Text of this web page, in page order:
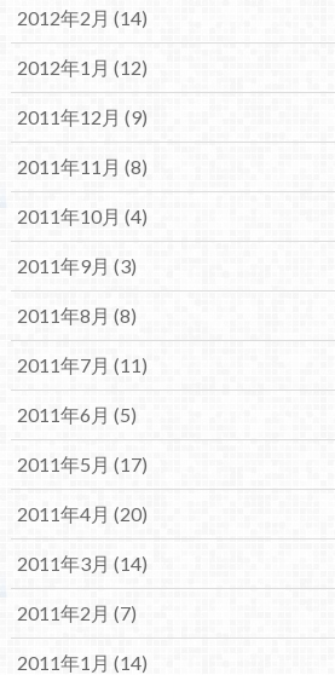
2012年2月 (14)
2012年1月 (12)
2011年12月 (9)
2011年11月 (8)
2011年10月 (4)
2011年9月 (3)
2011年8月 (8)
2011年7月 (11)
2011年6月 (5)
2011年5月 (17)
2011年4月 (20)
2011年3月 (14)
2011年2月 (7)
2011年1月 (14)